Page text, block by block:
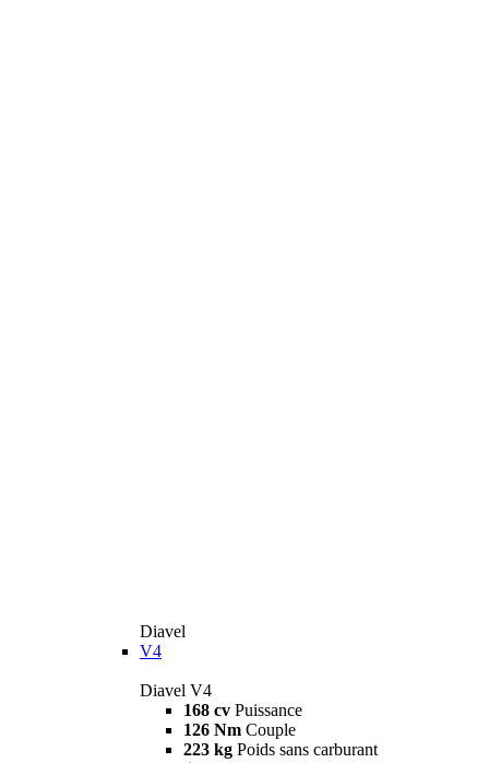
Diavel
V4
Diavel V4
168 cv Puissance
126 Nm Couple
223 kg Poids sans carburant